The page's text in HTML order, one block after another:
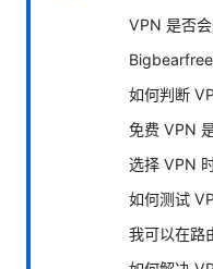
VPN 是否会
Bigbearfree
如何判断
免费 VPN
选择 VPN
如何测试
我可以在路